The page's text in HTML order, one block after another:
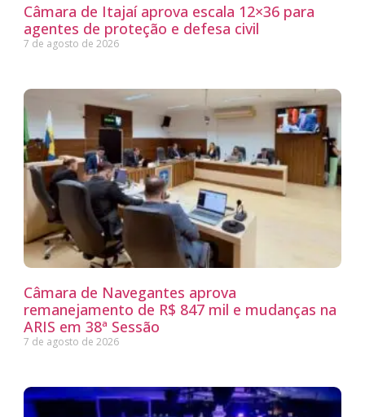
Câmara de Itajaí aprova escala 12×36 para
agentes de proteção e defesa civil
7 de agosto de 2026
Câmara de Navegantes aprova
remanejamento de R$ 847 mil e mudanças na
ARIS em 38ª Sessão
7 de agosto de 2026